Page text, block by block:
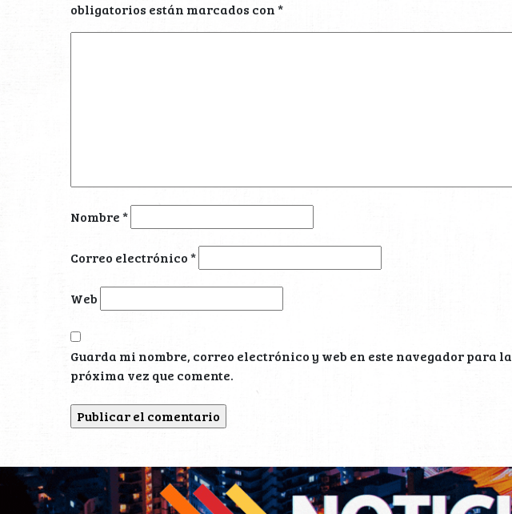
obligatorios están marcados con*
Nombre*
Correo electrónico*
Web
Guarda mi nombre, correo electrónico y web en este navegador para la
próxima vez que comente.